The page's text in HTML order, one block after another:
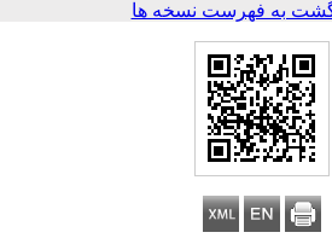
به فهرست نسخه ها